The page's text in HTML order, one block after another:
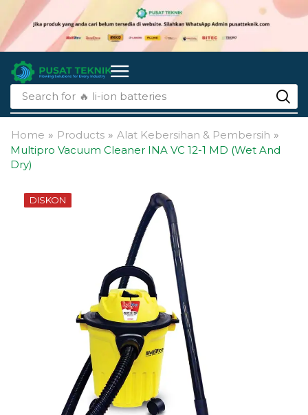
Search for 🔥 li-ion batteries
Home » Products » Alat Kebersihan & Pembersih »
Multipro Vacuum Cleaner INA VC 12-1 MD (Wet And
Dry)
DISKON